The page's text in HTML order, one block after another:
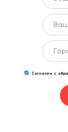
Согласен с